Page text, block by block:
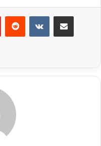
PinterestReddit ВконтактеПоделиться через электронную почту